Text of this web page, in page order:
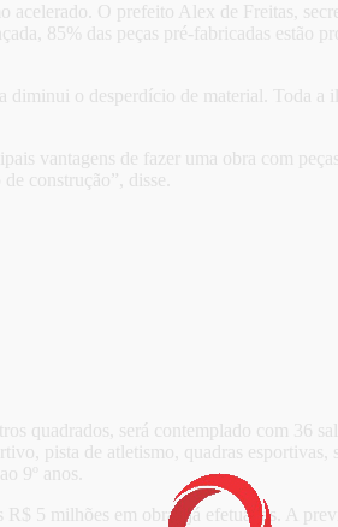
acelerado. O prefeito Alex de Freitas,
85% das peças pré-fabricadas estão
o desperdício de material. Toda
vantagens de fazer uma obra com
construção”, disse.
quadrados, será contemplado com 36
pista de atletismo, quadras
9º anos.
5 milhões em obras já efetuadas. A